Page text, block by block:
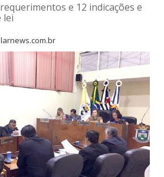
e 12 indicações e
lei